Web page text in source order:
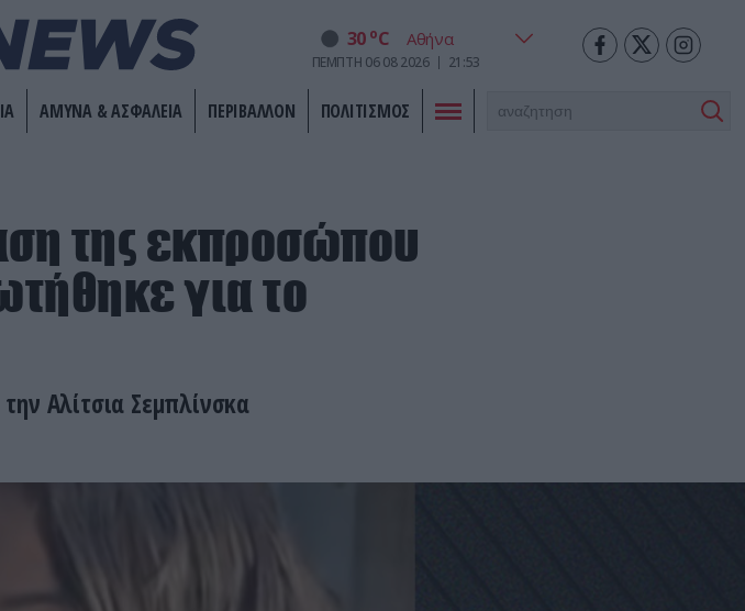
30 oC
ΠΕΜΠΤΗ 06 08 2026 21:53
ΑΜΥΝΑ & ΑΣΦΑΛΕΙΑ ΠΕΡΙΒΑΛΛΟΝ ΠΟΛΙΤΙΣΜΟΣ
της εκπροσώπου
για το
Αλίτσια Σεμπλίνσκα